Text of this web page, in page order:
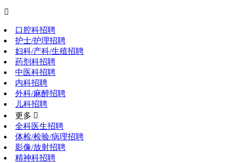

口腔科招聘
护士/护理招聘
妇科/产科/生殖招聘
药剂科招聘
中医科招聘
内科招聘
外科/麻醉招聘
儿科招聘
更多 
全科医生招聘
体检/检验/病理招聘
影像/放射招聘
精神科招聘